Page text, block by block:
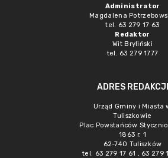
Administrator
Magdalena
tel. 63 279 17 63
Redaktor
Wit Bryliński
tel. 63 279 1777
ADRES REDAKCJI
Urząd Gminy i Miasta
Tuliszkowie
Plac Powstańców
1863 r. 1
62-740 Tuliszków
tel. 63 279 17 61 , 63 279